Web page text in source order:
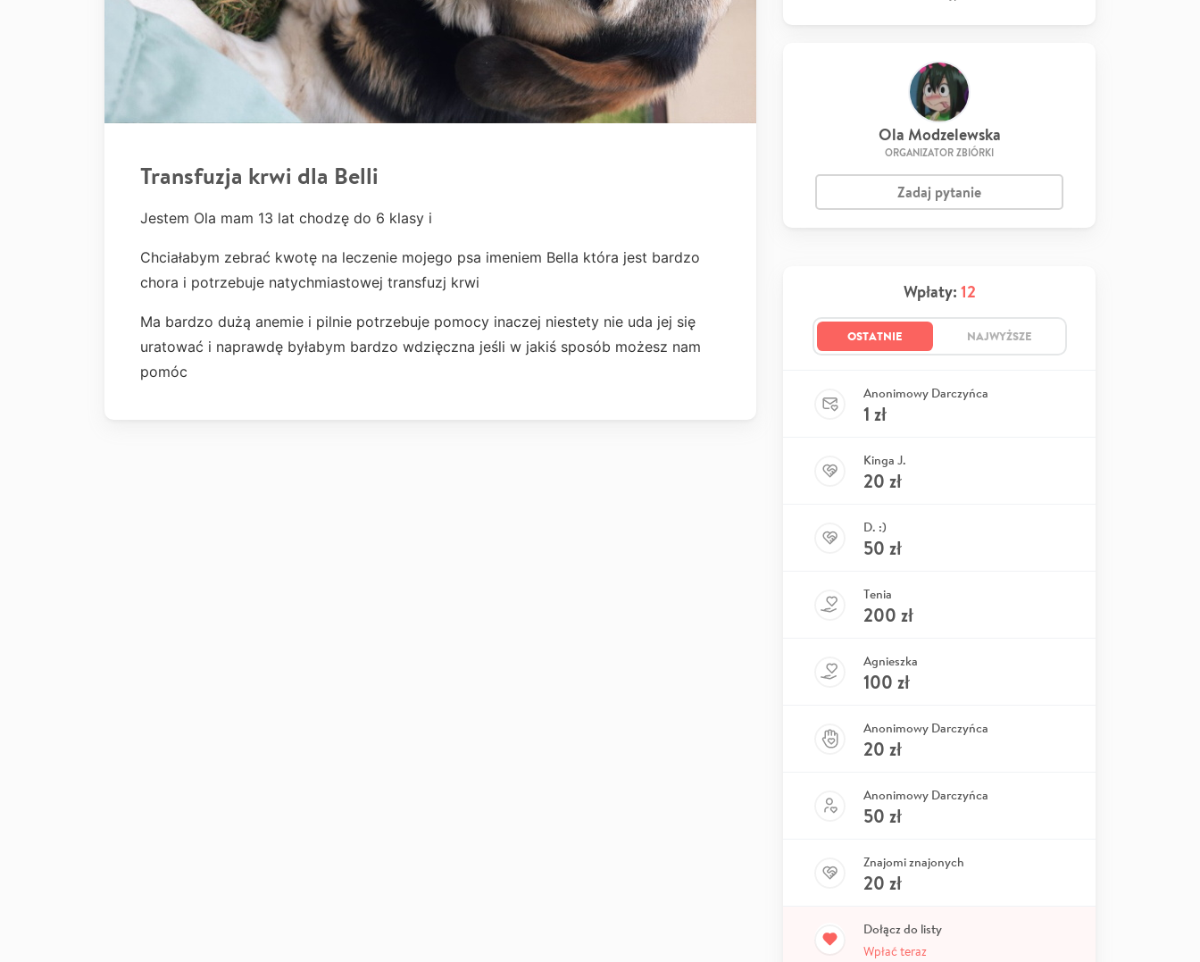
Transfuzja krwi dla Belli
Jestem Ola mam 13 lat chodzę do 6 klasy i
Chciałabym zebrać kwotę na leczenie mojego psa imeniem Bella która jest bardzo
chora i potrzebuje natychmiastowej transfuzj krwi
Ma bardzo dużą anemie i pilnie potrzebuje pomocy inaczej niestety nie uda jej się
uratować i naprawdę byłabym bardzo wdzięczna jeśli w jakiś sposób możesz nam
pomóc
Ola Modzelewska
ORGANIZATOR ZBIÓRKI
Zadaj pytanie
Wpłaty: 12
OSTATNIE NAJWYŻSZE
Anonimowy Darczyńca
1 zł
Kinga J.
20 zł
D. :)
50 zł
Tenia
200 zł
Agnieszka
100 zł
Anonimowy Darczyńca
20 zł
Anonimowy Darczyńca
50 zł
Znajomi znajonych
20 zł
Dołącz do listy
Wpłać teraz